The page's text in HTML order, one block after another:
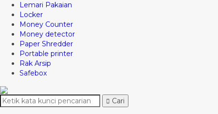
Lemari Pakaian
Locker
Money Counter
Money detector
Paper Shredder
Portable printer
Rak Arsip
Safebox
Cari